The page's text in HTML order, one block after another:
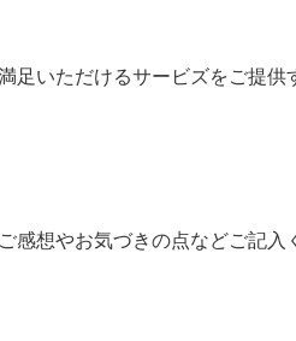
足いただけるサービズをご提
感想やお気づきの点などご記入